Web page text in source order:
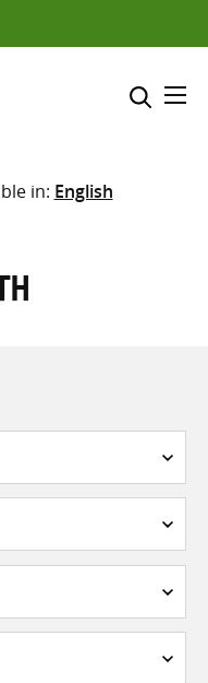
l’emplacement
in: English